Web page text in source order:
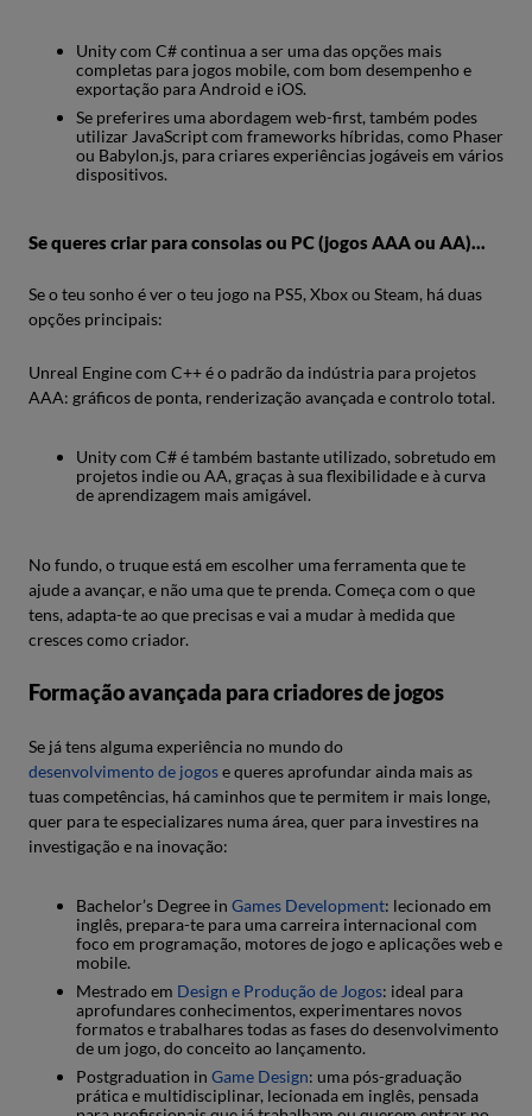
Unity com C# continua a ser uma das opções mais
completas para jogos mobile, com bom desempenho e
exportação para Android e iOS.
Se preferires uma abordagem web-first, também podes
utilizar JavaScript com frameworks híbridas, como Phaser
ou Babylon.js, para criares experiências jogáveis em vários
dispositivos.
Se queres criar para consolas ou PC (jogos AAA ou AA)...
Se o teu sonho é ver o teu jogo na PS5, Xbox ou Steam, há duas
opções principais:
Unreal Engine com C++ é o padrão da indústria para projetos
AAA: gráficos de ponta, renderização avançada e controlo total.
Unity com C# é também bastante utilizado, sobretudo em
projetos indie ou AA, graças à sua flexibilidade e à curva
de aprendizagem mais amigável.
No fundo, o truque está em escolher uma ferramenta que te
ajude a avançar, e não uma que te prenda. Começa com o que
tens, adapta-te ao que precisas e vai a mudar à medida que
cresces como criador.
Formação avançada para criadores de jogos
Se já tens alguma experiência no mundo do
desenvolvimento de jogose queres aprofundar ainda mais as
tuas competências, há caminhos que te permitem ir mais longe,
quer para te especializares numa área, quer para investires na
investigação e na inovação:
Bachelor’s Degree in Games Development: lecionado em
inglês, prepara-te para uma carreira internacional com
foco em programação, motores de jogo e aplicações web e
mobile.
Mestrado em Design e Produção de Jogos: ideal para
aprofundares conhecimentos, experimentares novos
formatos e trabalhares todas as fases do desenvolvimento
de um jogo, do conceito ao lançamento.
Postgraduation in Game Design: uma pós-graduação
prática e multidisciplinar, lecionada em inglês, pensada